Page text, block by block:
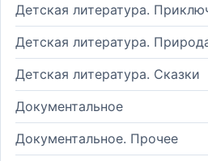
Детская литература.
Детская литература.
Детская литература. Сказки
Документальное
Документальное. Прочее